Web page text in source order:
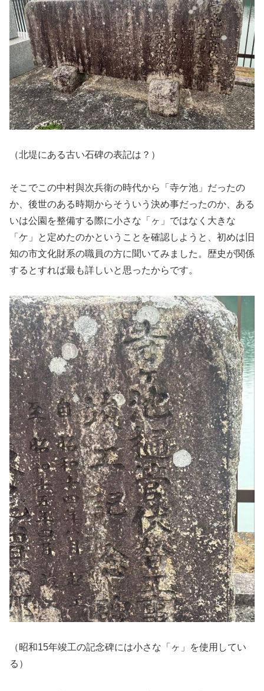
（北堤にある古い石碑の表記は？）
そこでこの中村與次兵衛の時代から「寺ケ池」だったの
か、後世のある時期からそういう決め事だったのか、ある
いは公園を整備する際に小さな「ヶ」ではなく大きな
「ケ」と定めたのかということを確認しようと、初めは旧
知の市文化財系の職員の方に聞いてみました。歴史が関係
するとすれば最も詳しいと思ったからです。
（昭和15年竣工の記念碑には小さな「ヶ」を使用してい
る）